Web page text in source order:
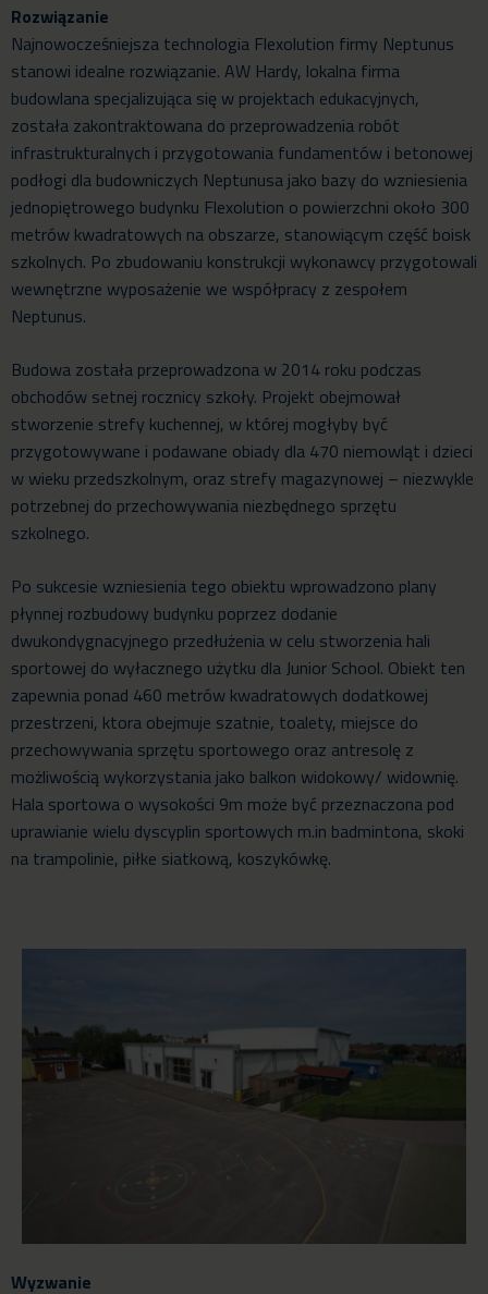
Rozwiązanie
Najnowocześniejsza technologia Flexolution firmy Neptunus
stanowi idealne rozwiązanie. AW Hardy, lokalna firma
budowlana specjalizująca się w projektach edukacyjnych,
została zakontraktowana do przeprowadzenia robót
infrastrukturalnych i przygotowania fundamentów i betonowej
podłogi dla budowniczych Neptunusa jako bazy do wzniesienia
jednopiętrowego budynku Flexolution o powierzchni około 300
metrów kwadratowych na obszarze, stanowiącym część boisk
szkolnych. Po zbudowaniu konstrukcji wykonawcy przygotowali
wewnętrzne wyposażenie we współpracy z zespołem
Neptunus.
Budowa została przeprowadzona w 2014 roku podczas
obchodów setnej rocznicy szkoły. Projekt obejmował
stworzenie strefy kuchennej, w której mogłyby być
przygotowywane i podawane obiady dla 470 niemowląt i dzieci
w wieku przedszkolnym, oraz strefy magazynowej – niezwykle
potrzebnej do przechowywania niezbędnego sprzętu
szkolnego.
Po sukcesie wzniesienia tego obiektu wprowadzono plany
płynnej rozbudowy budynku poprzez dodanie
dwukondygnacyjnego przedłużenia w celu stworzenia hali
sportowej do wyłacznego użytku dla Junior School. Obiekt ten
zapewnia ponad 460 metrów kwadratowych dodatkowej
przestrzeni, ktora obejmuje szatnie, toalety, miejsce do
przechowywania sprzętu sportowego oraz antresolę z
możliwością wykorzystania jako balkon widokowy/ widownię.
Hala sportowa o wysokości 9m może być przeznaczona pod
uprawianie wielu dyscyplin sportowych m.in badmintona, skoki
na trampolinie, piłke siatkową, koszykówkę.
Wyzwanie